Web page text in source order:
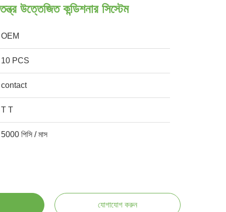
উত্তেজিত কন্ডিশনার সিস্টেম
OEM
10 PCS
contact
T T
5000 পিসি / মাস
যোগাযোগ করুন